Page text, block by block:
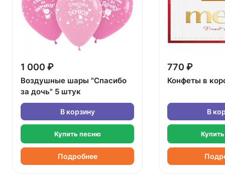
1 000 ₽
Воздушные шары "Спасибо
за дочь" 5 штук
В корзину
Купить песню
Подробнее
770 ₽
Конфеты в
В